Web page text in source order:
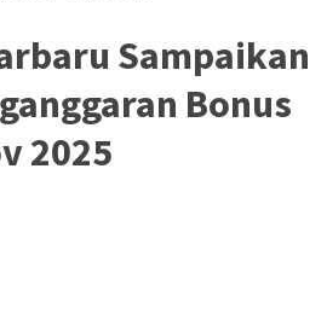
Sampaikan
Bonus
2025